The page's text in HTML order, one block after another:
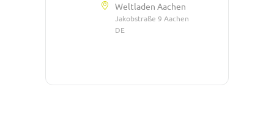
Weltladen Aachen
Jakobstraße 9 Aachen
DE